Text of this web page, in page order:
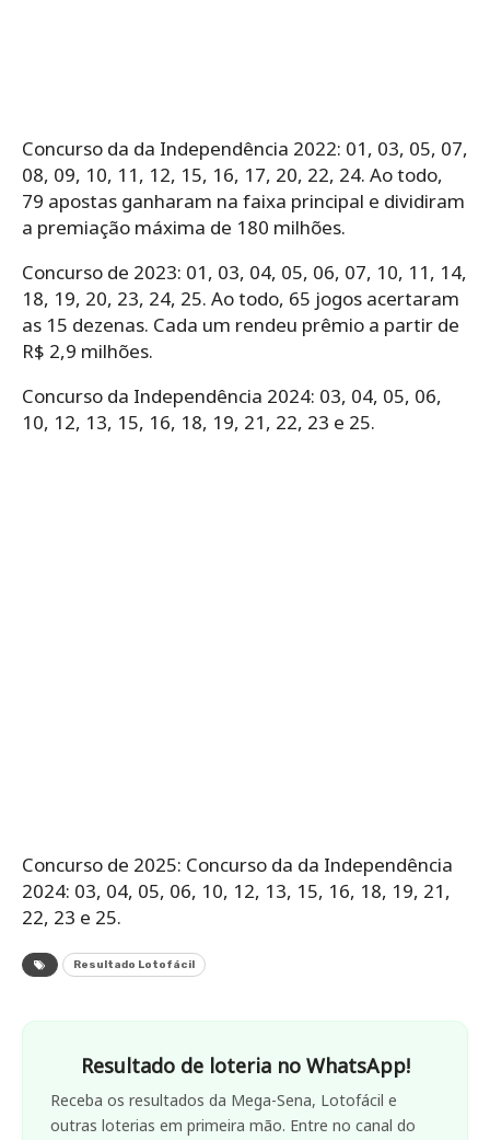
Concurso da da Independência 2022: 01, 03, 05, 07,
08, 09, 10, 11, 12, 15, 16, 17, 20, 22, 24. Ao todo,
79 apostas ganharam na faixa principal e dividiram
a premiação máxima de 180 milhões.
Concurso de 2023: 01, 03, 04, 05, 06, 07, 10, 11, 14,
18, 19, 20, 23, 24, 25. Ao todo, 65 jogos acertaram
as 15 dezenas. Cada um rendeu prêmio a partir de
R$ 2,9 milhões.
Concurso da Independência 2024: 03, 04, 05, 06,
10, 12, 13, 15, 16, 18, 19, 21, 22, 23 e 25.
Concurso de 2025: Concurso da da Independência
2024: 03, 04, 05, 06, 10, 12, 13, 15, 16, 18, 19, 21,
22, 23 e 25.
Resultado Lotofácil
Resultado de loteria no WhatsApp!
Receba os resultados da Mega-Sena, Lotofácil e
outras loterias em primeira mão. Entre no canal do